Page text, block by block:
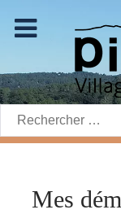
Rechercher:
Mes